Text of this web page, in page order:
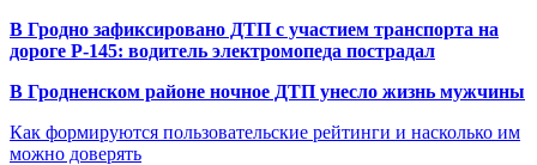
В Гродно зафиксировано ДТП с участием транспорта на
дороге Р-145: водитель электромопеда пострадал
В Гродненском районе ночное ДТП унесло жизнь мужчины
Как формируются пользовательские рейтинги и насколько им
можно доверять